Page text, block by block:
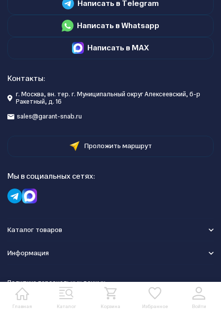
Главная Каталог Корзина Избранное Войти
Написать в Telegram
Написать в Whatsapp
Написать в MAX
Контакты:
г. Москва, вн. тер. г. Муниципальный округ Алексеевский, б-р
Ракетный, д. 16
sales@garant-snab.ru
Проложить маршрут
Мы в социальных сетях:
Каталог товаров
Информация
Политика персональных данных